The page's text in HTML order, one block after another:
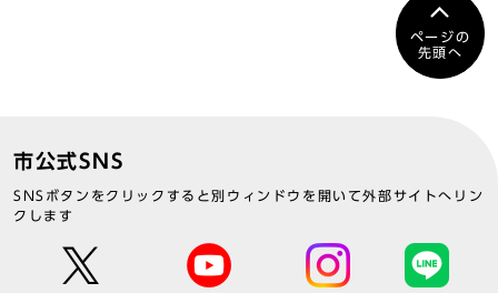
ページの
先頭へ
市公式SNS
SNSボタンをクリックすると別ウィンドウを開いて外部サイトへリン
クします